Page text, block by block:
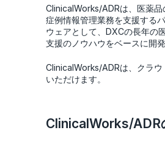
ClinicalWorks/ADRは、医薬品
症例情報管理業務を支援する
ウェアとして、DXCの長年の
支援のノウハウをベースに開発
ClinicalWorks/ADRは、クラウ
いただけます。
ClinicalWorks/ADR